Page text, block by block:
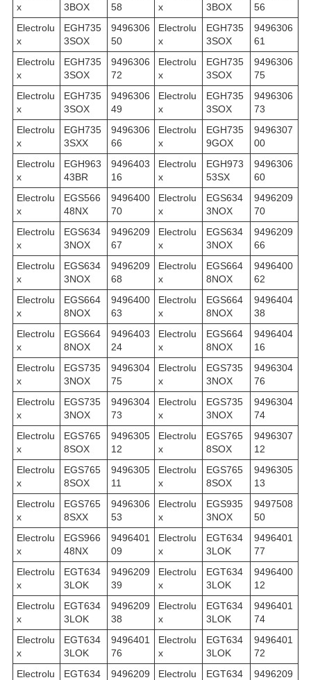
x
3BOX
58
x
3BOX
56
Electrolu
x
EGH735
3SOX
9496306
50
Electrolu
x
EGH735
3SOX
9496306
61
Electrolu
x
EGH735
3SOX
9496306
72
Electrolu
x
EGH735
3SOX
9496306
75
Electrolu
x
EGH735
3SOX
9496306
49
Electrolu
x
EGH735
3SOX
9496306
73
Electrolu
x
EGH735
3SXX
9496306
66
Electrolu
x
EGH735
9GOX
9496307
00
Electrolu
x
EGH963
43BR
9496403
16
Electrolu
x
EGH973
53SX
9496306
60
Electrolu
x
EGS566
48NX
9496400
70
Electrolu
x
EGS634
3NOX
9496209
70
Electrolu
x
EGS634
3NOX
9496209
67
Electrolu
x
EGS634
3NOX
9496209
66
Electrolu
x
EGS634
3NOX
9496209
68
Electrolu
x
EGS664
8NOX
9496400
62
Electrolu
x
EGS664
8NOX
9496400
63
Electrolu
x
EGS664
8NOX
9496404
38
Electrolu
x
EGS664
8NOX
9496403
24
Electrolu
x
EGS664
8NOX
9496404
16
Electrolu
x
EGS735
3NOX
9496304
75
Electrolu
x
EGS735
3NOX
9496304
76
Electrolu
x
EGS735
3NOX
9496304
73
Electrolu
x
EGS735
3NOX
9496304
74
Electrolu
x
EGS765
8SOX
9496305
12
Electrolu
x
EGS765
8SOX
9496307
12
Electrolu
x
EGS765
8SOX
9496305
11
Electrolu
x
EGS765
8SOX
9496305
13
Electrolu
x
EGS765
8SXX
9496306
53
Electrolu
x
EGS935
3NOX
9497508
50
Electrolu
x
EGS966
48NX
9496401
09
Electrolu
x
EGT634
3LOK
9496401
77
Electrolu
x
EGT634
3LOK
9496209
39
Electrolu
x
EGT634
3LOK
9496400
12
Electrolu
x
EGT634
3LOK
9496209
38
Electrolu
x
EGT634
3LOK
9496401
74
Electrolu
x
EGT634
3LOK
9496401
76
Electrolu
x
EGT634
3LOK
9496401
72
Electrolu
EGT634
9496209
Electrolu
EGT634
9496209